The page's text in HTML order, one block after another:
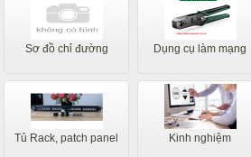
Sơ đồ chỉ đường Dụng cụ làm mạng
Tủ Rack, patch panel Kinh nghiệm